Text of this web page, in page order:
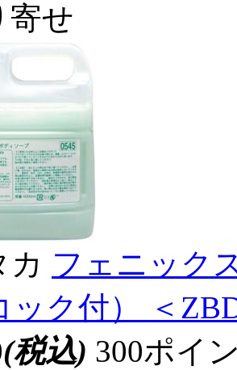
寄せ
カ フェニック
ック付） ＜
(税込) 300ポイ